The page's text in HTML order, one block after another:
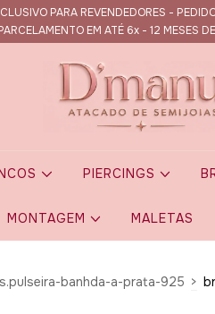
PARA REVENDEDORES -
EM ATÉ 6x - 12 MESES
PIERCINGS
MONTAGEM MALETAS
banhda-a-prata-925 >